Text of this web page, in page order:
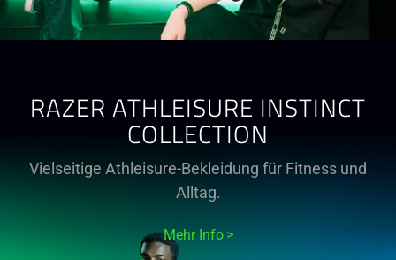
RAZER ATHLEISURE INSTINCT
COLLECTION
Vielseitige Athleisure-Bekleidung für Fitness und
Alltag.
Mehr Info